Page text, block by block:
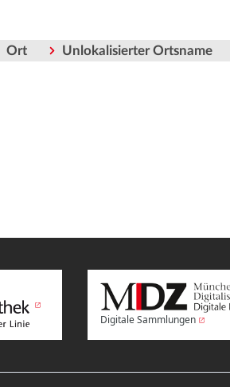
Ort Unlokalisierter Ortsname
Digitale Sammlungen